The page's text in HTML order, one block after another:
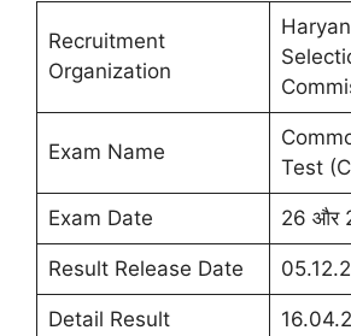
Recruitment
Organization
Exam Name
Test
Exam Date 26 और
Result Release Date
Detail Result